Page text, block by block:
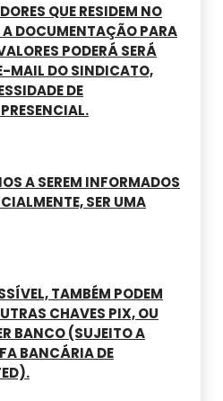
QUE RESIDEM NO
DOCUMENTAÇÃO PARA
PODERÁ SERÁ
MAIL DO SINDICATO,
DE
A SEREM INFORMADOS
SER UMA
TAMBÉM PODEM
CHAVES PIX, OU
BANCO (SUJEITO A
BANCÁRIA DE